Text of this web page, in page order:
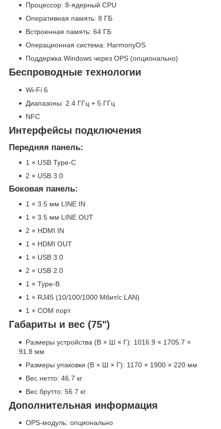
Процессор: 8-ядерный CPU
Оперативная память: 8 ГБ
Встроенная память: 64 ГБ
Операционная система: HarmonyOS
Поддержка Windows через OPS (опционально)
Беспроводные технологии
Wi-Fi 6
Диапазоны: 2.4 ГГц + 5 ГГц
NFC
Интерфейсы подключения
Передняя панель:
1 × USB Type-C
2 × USB 3.0
Боковая панель:
1 × 3.5 мм LINE IN
1 × 3.5 мм LINE OUT
2 × HDMI IN
1 × HDMI OUT
1 × USB 3.0
2 × USB 2.0
1 × Type-B
1 × RJ45 (10/100/1000 Мбит/с LAN)
1 × COM порт
Габариты и вес (75")
Размеры устройства (В × Ш × Г): 1016.9 × 1705.7 ×
91.8 мм
Размеры упаковки (В × Ш × Г): 1170 × 1900 × 220 мм
Вес нетто: 46.7 кг
Вес брутто: 56.7 кг
Дополнительная информация
OPS-модуль: опционально